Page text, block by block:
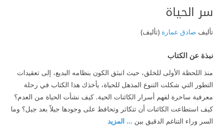
سر الحياة
تأليف صادق عمارة (تأليف)
نبذة عن الكتاب
منذ اللحظة الأولى للخلق، حيث انبثق الكون بنظامه البديع، إلى تعقيدات
التطور التي شكلت التنوع المذهل للحياة، يأخذك هذا الكتاب في رحلة
معرفية ساحرة لفهم أسرار الكائنات الحية. كيف نشأت الحياة من العدم؟
كيف استطاعت الكائنات أن تتكاثر وتحافظ على وجودها جيلاً بعد جيل؟ وما
السر وراء التناغم الدقيق بين ... المزيد